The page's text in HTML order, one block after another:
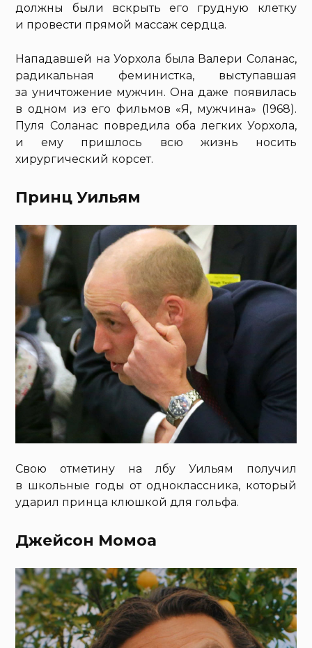
должны были вскрыть его грудную клетку
и провести прямой массаж сердца.
Нападавшей на Уорхола была Валери Соланас,
радикальная феминистка, выступавшая
за уничтожение мужчин. Она даже появилась
в одном из его фильмов «Я, мужчина» (1968).
Пуля Соланас повредила оба легких Уорхола,
и ему пришлось всю жизнь носить
хирургический корсет.
Принц Уильям
Свою отметину на лбу Уильям получил
в школьные годы от одноклассника, который
ударил принца клюшкой для гольфа.
Джейсон Момоа